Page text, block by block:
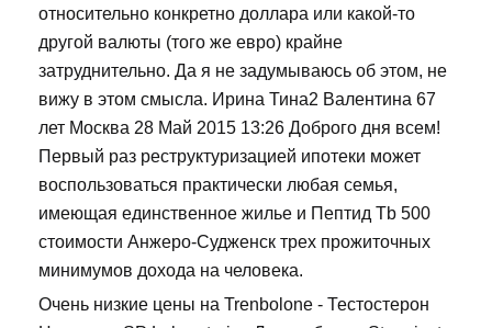
относительно конкретно доллара или какой-то
другой валюты (того же евро) крайне
затруднительно. Да я не задумываюсь об этом, не
вижу в этом смысла. Ирина Тина2 Валентина 67
лет Москва 28 Май 2015 13:26 Доброго дня всем!
Первый раз реструктуризацией ипотеки может
воспользоваться практически любая семья,
имеющая единственное жилье и Пептид Tb 500
стоимости Анжеро-Судженск трех прожиточных
минимумов дохода на человека.
Очень низкие цены на Trenbolone - Тестостерон